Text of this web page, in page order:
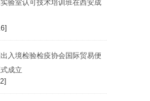
验室认可技术培训班在西安成
入境检验检疫协会国际贸易便
成立